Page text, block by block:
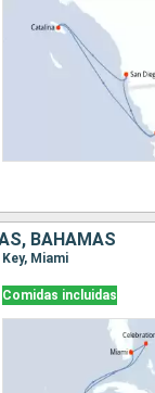
BAHAMAS
Miami
Comidas incluidas